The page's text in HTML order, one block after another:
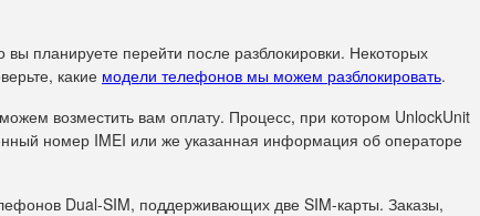
планируете перейти после разблокировки. Некоторых
какие модели телефонов мы можем разблокировать.
возместить вам оплату. Процесс, при котором UnlockUnit
номер IMEI или же указанная информация об операторе
Dual-SIM, поддерживающих две SIM-карты. Заказы,